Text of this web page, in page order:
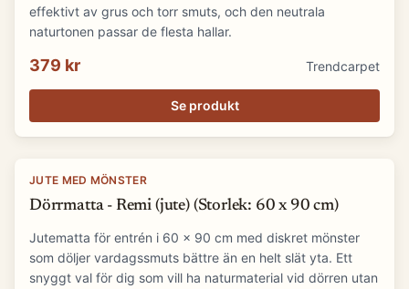
effektivt av grus och torr smuts, och den neutrala
naturtonen passar de flesta hallar.
379 kr Trendcarpet
Se produkt
JUTE MED MÖNSTER
Dörrmatta - Remi (jute) (Storlek: 60 x 90 cm)
Jutematta för entrén i 60 x 90 cm med diskret mönster
som döljer vardagssmuts bättre än en helt slät yta. Ett
snyggt val för dig som vill ha naturmaterial vid dörren utan